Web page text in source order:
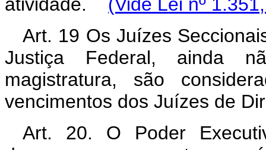
Art. 19 Os Juízes
Justiça Federal, ainda
magistratura, são
vencimentos dos Juízes de
Art. 20. O Poder